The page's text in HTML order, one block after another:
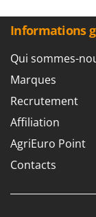
Informations
Qui sommes-
Marques
Recrutement
Affiliation
AgriEuro Point
Contacts